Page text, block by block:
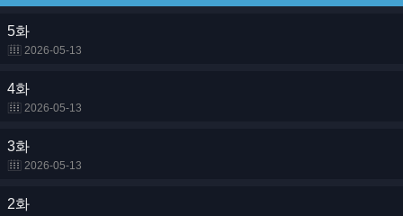
5화
2026-05-13
4화
2026-05-13
3화
2026-05-13
2화